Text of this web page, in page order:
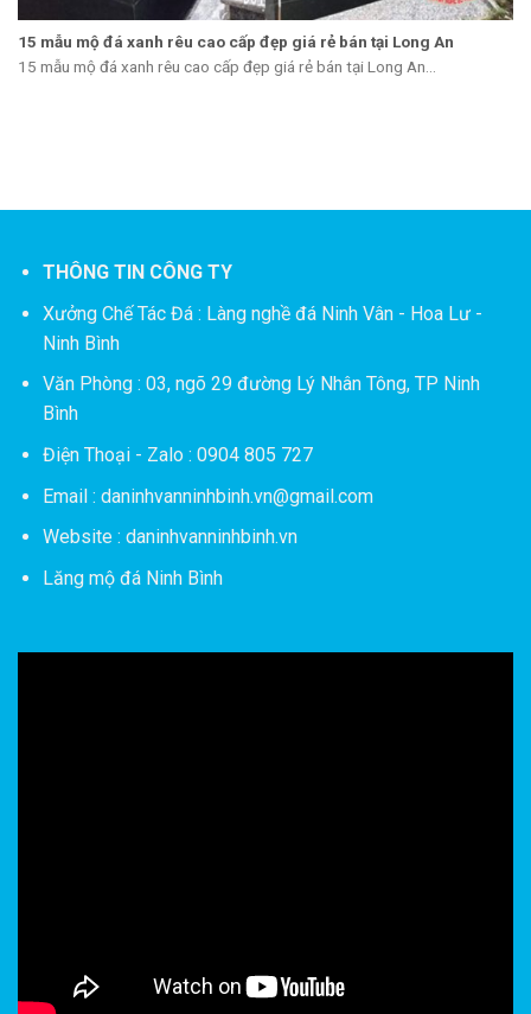
15 mẫu mộ đá xanh rêu cao cấp đẹp giá rẻ bán tại Long An
15 mẫu mộ đá xanh rêu cao cấp đẹp giá rẻ bán tại Long An...
THÔNG TIN CÔNG TY
Xưởng Chế Tác Đá : Làng nghề đá Ninh Vân - Hoa Lư -
Ninh Bình
Văn Phòng : 03, ngõ 29 đường Lý Nhân Tông, TP Ninh
Bình
Điện Thoại - Zalo : 0904 805 727
Email : daninhvanninhbinh.vn@gmail.com
Website : daninhvanninhbinh.vn
Lăng mộ đá Ninh Bình